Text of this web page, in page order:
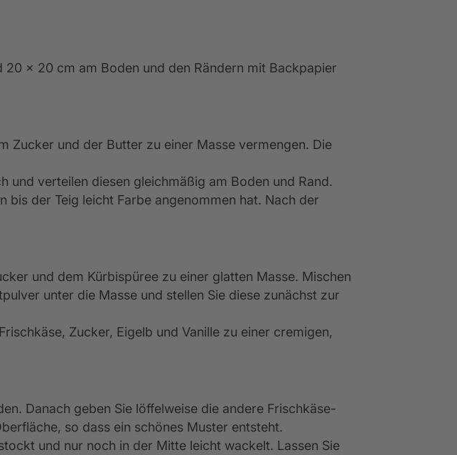
x 20 cm am Boden und den Rändern mit Backpapier
Zucker und der Butter zu einer Masse vermengen. Die
und verteilen diesen gleichmäßig am Boden und Rand.
bis der Teig leicht Farbe angenommen hat. Nach der
und dem Kürbispüree zu einer glatten Masse. Mischen
unter die Masse und stellen Sie diese zunächst zur
Zucker, Eigelb und Vanille zu einer cremigen,
Danach geben Sie löffelweise die andere Frischkäse-
so dass ein schönes Muster entsteht.
und nur noch in der Mitte leicht wackelt. Lassen Sie